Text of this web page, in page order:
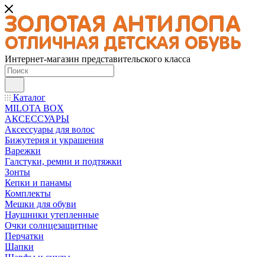
Интернет-магазин представительского класса
Каталог
MILOTA BOX
АКСЕССУАРЫ
Аксессуары для волос
Бижутерия и украшения
Варежки
Галстуки, ремни и подтяжки
Зонты
Кепки и панамы
Комплекты
Мешки для обуви
Наушники утепленные
Очки солнцезащитные
Перчатки
Шапки